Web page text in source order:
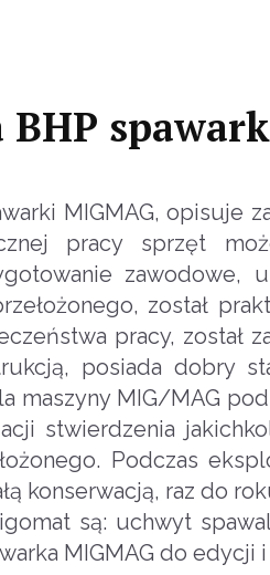
MIGMAG, opisuje
pracy sprzęt
zawodowe,
został
pracy, został
posiada dobry
maszyny MIG/MAG
stwierdzenia
Podczas
konserwacją, raz do
są: uchwyt
MIGMAG do